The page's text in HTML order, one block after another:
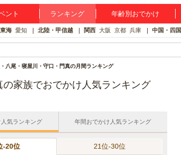
ント ランキング 年齢別おでかけ
東海 愛知 北陸・甲信越 関西 大阪 京都 兵庫 中国・四国
八尾・寝屋川・守口・門真の月間ランキング
家族でおでかけ人気ランキング
気ランキング 年間おでかけ人気ランキング
-20位 21位-30位